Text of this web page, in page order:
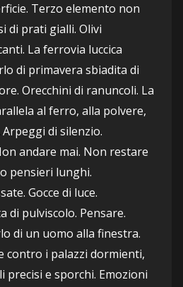
Terzo elemento non
di prati gialli. Olivi
La ferrovia luccica
di primavera sbiadita di
Orecchini di ranuncoli. La
al ferro, alla polvere,
di silenzio.
andare mai. Non restare
pensieri lunghi.
di pulviscolo. Pensare.
di un uomo alla finestra.
contro i palazzi dormienti,
e sporchi. Emozioni